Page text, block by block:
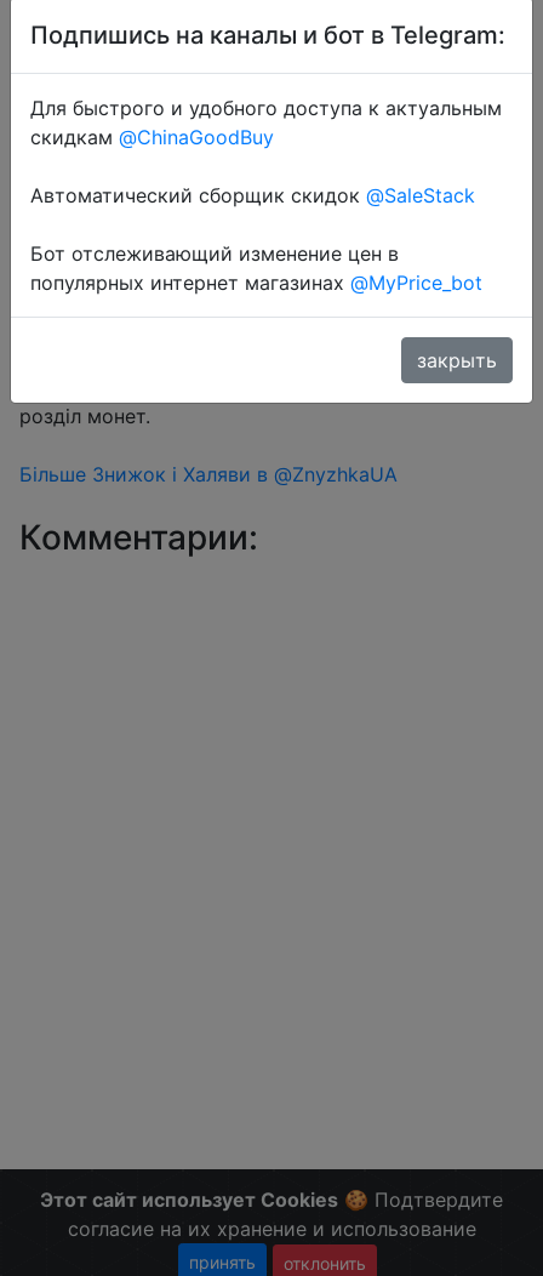
$7.79
Coins
Перейти в магазин
Знижка монетками 239 Coins у додатку через
розділ монет.
Більше Знижок і Халяви в @ZnyzhkaUA
Комментарии:
Этот сайт использует Cookies 🍪 Подтвердите
согласие на их хранение и использование
принять отклонить
Подпишись на каналы и бот в Telegram:
Для быстрого и удобного доступа к актуальным
скидкам @ChinaGoodBuy
Автоматический сборщик скидок @SaleStack
Бот отслеживающий изменение цен в
популярных интернет магазинах @MyPrice_bot
закрыть